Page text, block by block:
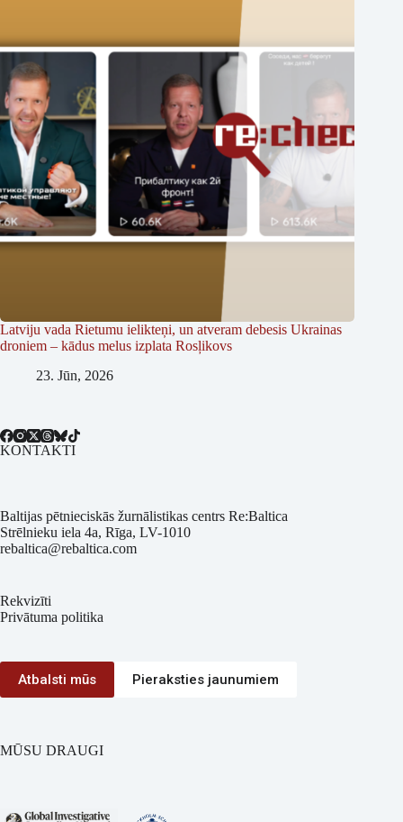
Latviju vada Rietumu ielikteņi, un atveram debesis Ukrainas
droniem – kādus melus izplata Rosļikovs
23. Jūn, 2026
KONTAKTI
Baltijas pētnieciskās žurnālistikas centrs Re:Baltica
Strēlnieku iela 4a, Rīga, LV-1010
rebaltica@rebaltica.com
Rekvizīti
Privātuma politika
Atbalsti mūs Pieraksties jaunumiem
MŪSU DRAUGI